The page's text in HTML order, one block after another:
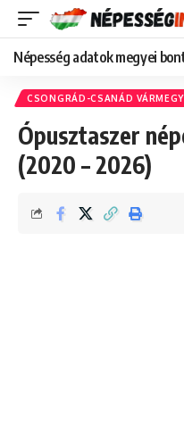
Népesség adatok megyei
CSONGRÁD-CSANÁD
Ópusztaszer
(2020 – 2026)